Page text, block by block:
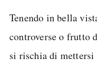
Tenendo in bella
controverse o frutto
si rischia di